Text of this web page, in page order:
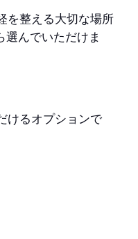
を整える大切な場所
選んでいただけま
けるオプションで